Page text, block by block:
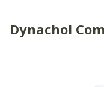
Dynachol